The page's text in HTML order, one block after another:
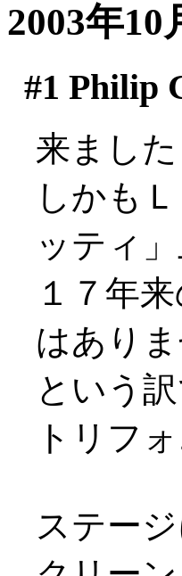
2003年10
#1 Philip
来まし
しかも
ッティ」
１７年
はあり
という
トリフ
ステー